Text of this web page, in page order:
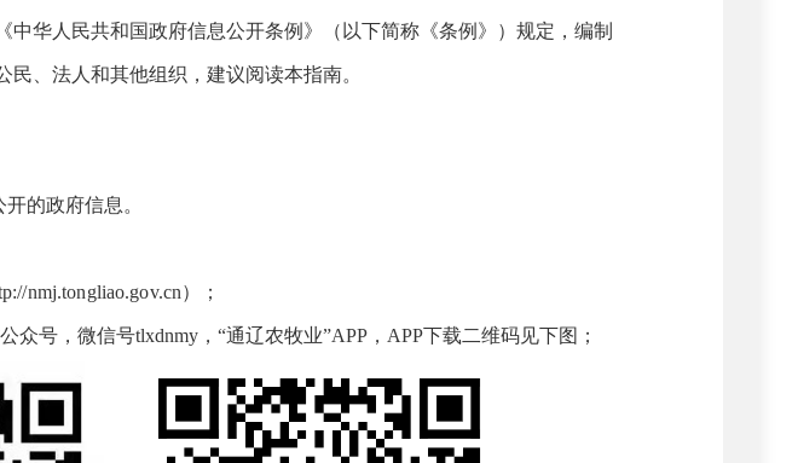
华人民共和国政府信息公开条例》（以下简称《条例》）规定，编制
、法人和其他组织，建议阅读本指南。
的政府信息。
nmj.tongliao.gov.cn）；
众号，微信号tlxdnmy， “通辽农牧业”APP， APP下载二维码见下图；